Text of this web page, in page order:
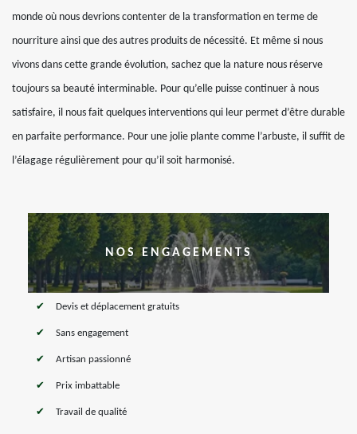
monde où nous devrions contenter de la transformation en terme de
nourriture ainsi que des autres produits de nécessité. Et même si nous
vivons dans cette grande évolution, sachez que la nature nous réserve
toujours sa beauté interminable. Pour qu’elle puisse continuer à nous
satisfaire, il nous fait quelques interventions qui leur permet d’être durable
en parfaite performance. Pour une jolie plante comme l’arbuste, il suffit de
l’élagage régulièrement pour qu’il soit harmonisé.
NOS ENGAGEMENTS
Devis et déplacement gratuits
Sans engagement
Artisan passionné
Prix imbattable
Travail de qualité